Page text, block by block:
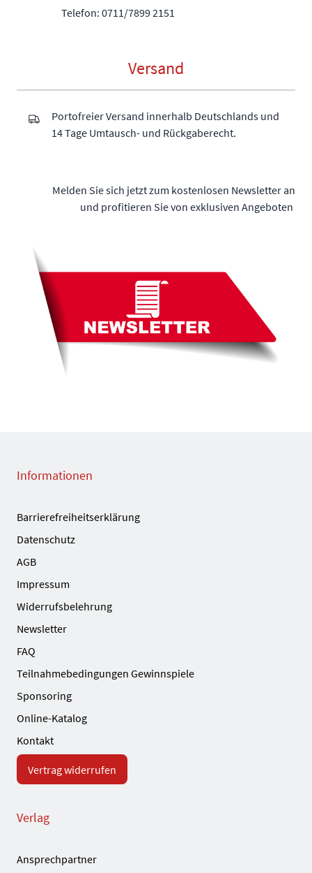
Telefon: 0711/7899 2151
Versand
Portofreier Versand innerhalb Deutschlands und
14 Tage Umtausch- und Rückgaberecht.
Melden Sie sich jetzt zum kostenlosen Newsletter an
und profitieren Sie von exklusiven Angeboten
Informationen
Barrierefreiheitserklärung
Datenschutz
AGB
Impressum
Widerrufsbelehrung
Newsletter
FAQ
Teilnahmebedingungen Gewinnspiele
Sponsoring
Online-Katalog
Kontakt
Vertrag widerrufen
Verlag
Ansprechpartner